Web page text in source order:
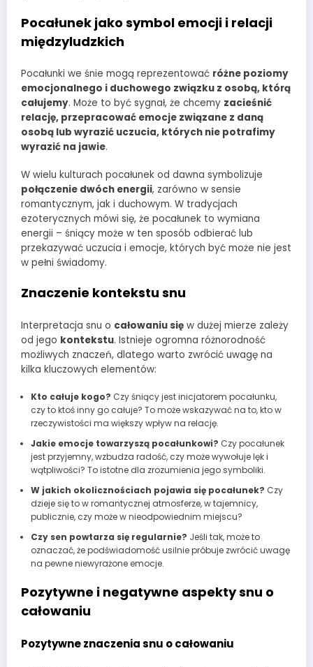
Pocałunek jako symbol emocji i relacji
międzyludzkich
Pocałunki we śnie mogą reprezentować różne poziomy
emocjonalnego i duchowego związku z osobą, którą
całujemy. Może to być sygnał, że chcemy zacieśnić
relację, przepracować emocje związane z daną
osobą lub wyrazić uczucia, których nie potrafimy
wyrazić na jawie.
W wielu kulturach pocałunek od dawna symbolizuje
połączenie dwóch energii, zarówno w sensie
romantycznym, jak i duchowym. W tradycjach
ezoterycznych mówi się, że pocałunek to wymiana
energii – śniący może w ten sposób odbierać lub
przekazywać uczucia i emocje, których być może nie jest
w pełni świadomy.
Znaczenie kontekstu snu
Interpretacja snu o całowaniu się w dużej mierze zależy
od jego kontekstu. Istnieje ogromna różnorodność
możliwych znaczeń, dlatego warto zwrócić uwagę na
kilka kluczowych elementów:
Kto całuje kogo? Czy śniący jest inicjatorem pocałunku,
czy to ktoś inny go całuje? To może wskazywać na to, kto w
rzeczywistości ma większy wpływ na relację.
Jakie emocje towarzyszą pocałunkowi? Czy pocałunek
jest przyjemny, wzbudza radość, czy może wywołuje lęk i
wątpliwości? To istotne dla zrozumienia jego symboliki.
W jakich okolicznościach pojawia się pocałunek? Czy
dzieje się to w romantycznej atmosferze, w tajemnicy,
publicznie, czy może w nieodpowiednim miejscu?
Czy sen powtarza się regularnie? Jeśli tak, może to
oznaczać, że podświadomość usilnie próbuje zwrócić uwagę
na pewne niewyrażone emocje.
Pozytywne i negatywne aspekty snu o
całowaniu
Pozytywne znaczenia snu o całowaniu